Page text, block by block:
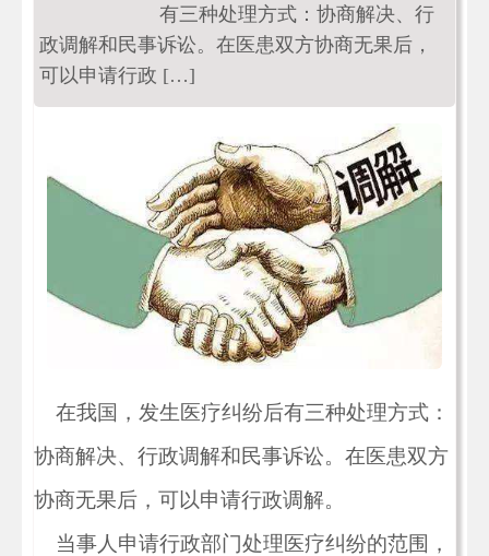
有三种处理方式：协商解决、行
政调解和民事诉讼。在医患双方协商无果后，
可以申请行政 […]
在我国，发生医疗纠纷后有三种处理方式：
协商解决、行政调解和民事诉讼。在医患双方
协商无果后，可以申请行政调解。
当事人申请行政部门处理医疗纠纷的范围，